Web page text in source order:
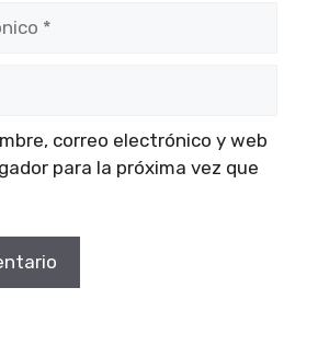
correo electrónico y web
para la próxima vez que